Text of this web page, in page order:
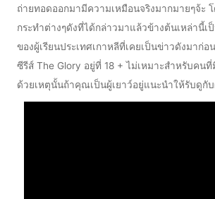
ถ่ายทอดออกมามีความเหมือนจริงมากมายๆจ้ะ
กระทำต่างๆดังที่ได้กล่าวมาแล้วข้างต้นเหล่านี้เป็
ของผู้เรียนประเทศเกาหลีที่เคยเป็นข่าวดังมาก่อ
ซีรีส์ The Glory อยู่ที่ 18 + ไม่เหมาะสำหรับคน
ด้วยเหตุนั้นถ้าคุณเป็นผู้เยาว์อยู่แนะนำให้รับดูกั